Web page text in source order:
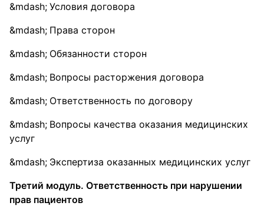
Условия договора
Права сторон
Обязанности сторон
Вопросы расторжения договора
Ответственность по договору
Вопросы качества оказания медицинских
услуг
Экспертиза оказанных медицинских услуг
Третий модуль. Ответственность при нарушении
прав пациентов